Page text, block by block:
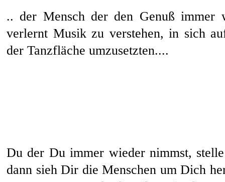
.. der Mensch der den Genuß immer
verlernt Musik zu verstehen, in sich
der Tanzfläche umzusetzten....
Du der Du immer wieder nimmst,
dann sieh Dir die Menschen um Dich